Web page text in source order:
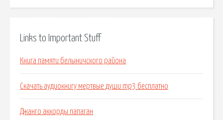
Links to Important Stuff
Книга памяти белыничского района
Скачать аудиокнигу мертвые души mp3 бесплатно
Джанго аккорды папаган